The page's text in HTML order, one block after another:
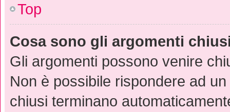
Top
Cosa sono gli argomenti
Gli argomenti possono venire
Non è possibile rispondere ad
chiusi terminano